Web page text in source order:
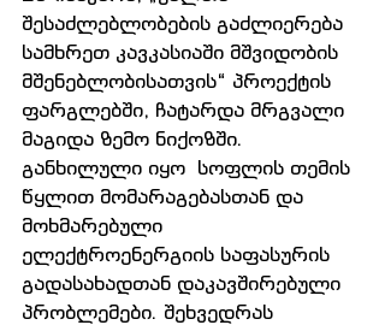
შესაძლებლობების გაძლიერება
სამხრეთ კავკასიაში მშვიდობის
მშენებლობისათვის“ პროექტის
ფარგლებში, ჩატარდა მრგვალი
მაგიდა ზემო ნიქოზში.
განხილული იყო  სოფლის თემის
წყლით მომარაგებასთან და
მოხმარებული
ელექტროენერგიის საფასურის
გადასახადთან დაკავშირებული
პრობლემები. შეხვედრას